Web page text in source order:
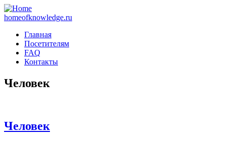
homeofknowledge.ru
Главная
Посетителям
FAQ
Контакты
Человек
Человек